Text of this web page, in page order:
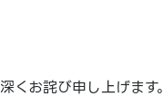
お詫び申し上げます。